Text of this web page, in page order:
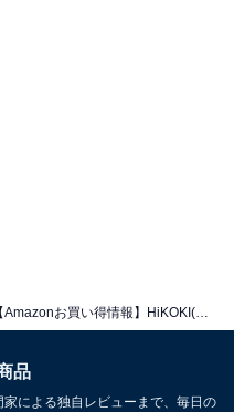
」
品
による独自レビューまで、毎日の